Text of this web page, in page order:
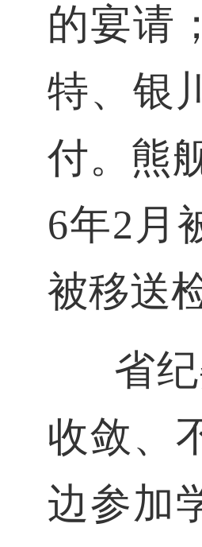
的宴请
特、银
付。熊
6年2月
被移送
省
收敛、
边参加